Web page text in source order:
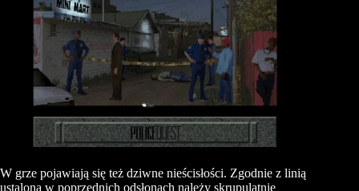
W grze pojawiają się też dziwne nieścisłości. Zgodnie z linią
ustaloną w poprzednich odsłonach należy skrupulatnie